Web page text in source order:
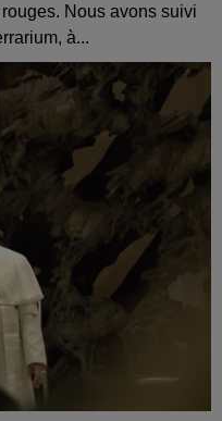
Nous avons suivi
à...